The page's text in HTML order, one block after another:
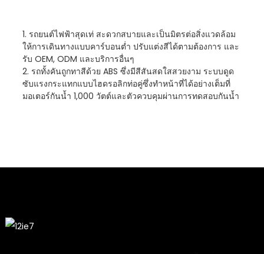
1. รถยนต์ไฟฟ้าสุดเท่ สะดวกสบายและเป็นมิตรต่อสิ่งแวดล้อม
ให้การเดินทางแบบคาร์บอนต่ำ ปรับแต่งสีได้ตามต้องการ และ
รับ OEM, ODM และบริการอื่นๆ
2. รถทั้งคันถูกทาสีด้วย ABS ซึ่งมีสีสันสดใสสวยงาม ระบบดูด
ซับแรงกระแทกแบบไฮดรอลิกท่อคู่ซึ่งทำหน้าที่ได้อย่างเต็มที่
มอเตอร์กันน้ำ 1,000 วัตต์และตัวควบคุมผ่านการทดสอบกันน้ำ